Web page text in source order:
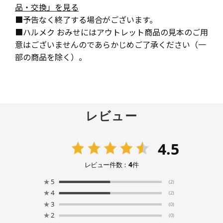
品・交換」を見る
■予告なく終了する場合がございます。
■ハルメク おみせにはアウトレット商品の見本のご用
意はございませんのであらかじめご了承ください（一
部の商品を除く）。
レビュー
4.5
レビュー件数： 4件
★ 5 (2)
★4 (2)
★3 (0)
★ 2 (0)